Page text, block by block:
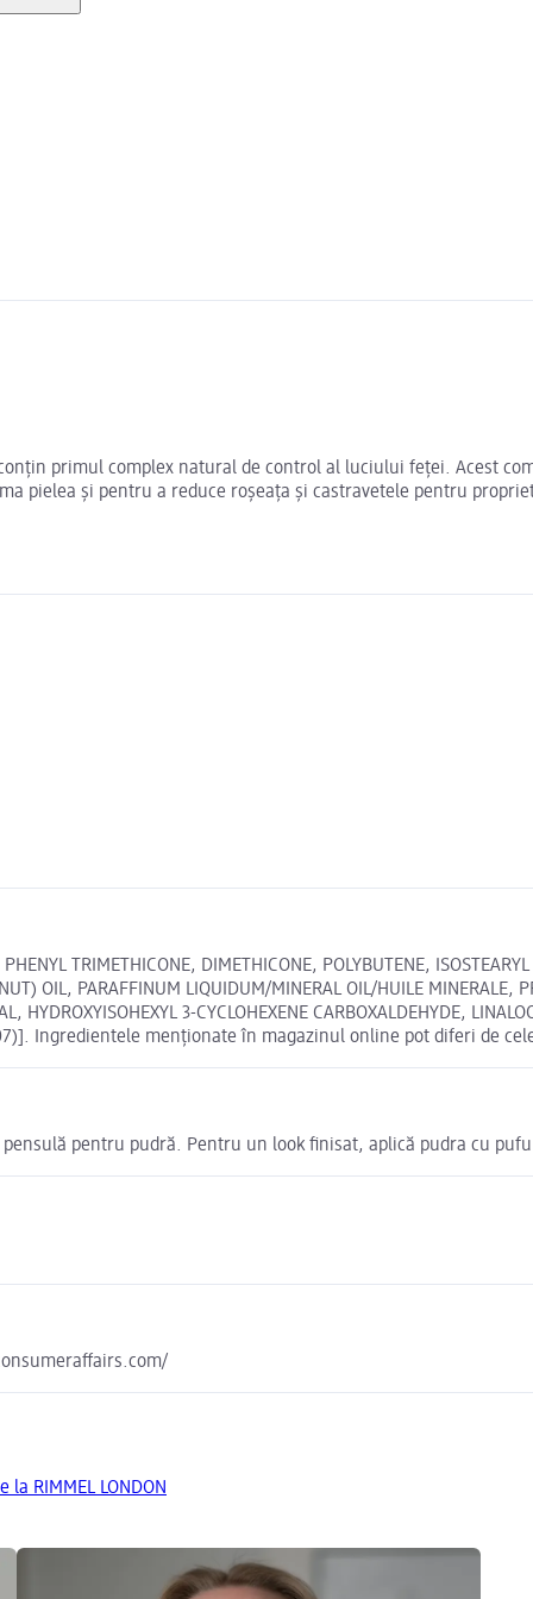
primul complex natural de control al luciului feței. Acest
pielea și pentru a reduce roșeața și castravetele pentru
TRIMETHICONE, DIMETHICONE, POLYBUTENE,
OIL, PARAFFINUM LIQUIDUM/MINERAL OIL/HUILE MINERALE,
HYDROXYISOHEXYL 3-CYCLOHEXENE CARBOXALDEHYDE,
Ingredientele menționate în magazinul online pot diferi de
pentru pudră. Pentru un look finisat, aplică pudra cu
la RIMMEL LONDON